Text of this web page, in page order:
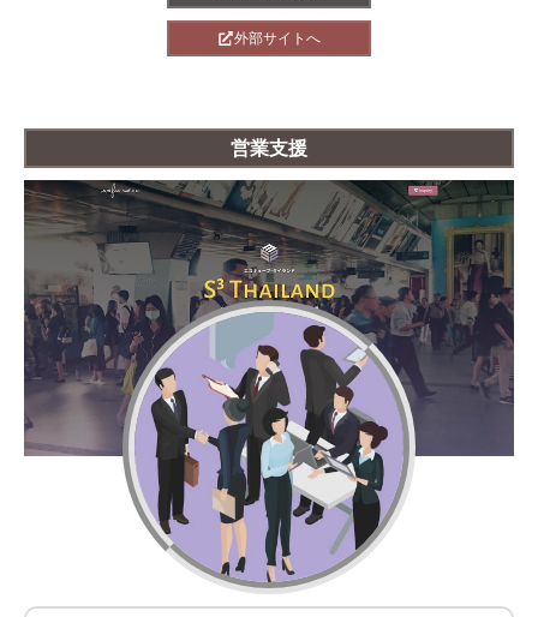
外部サイトへ
営業支援